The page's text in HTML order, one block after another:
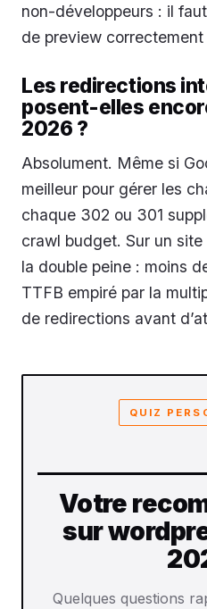
non-développeurs : il
de preview
Les redirections
posent-elles
2026 ?
Absolument. Même si
meilleur pour gérer les
chaque 302 ou 301
crawl budget. Sur un
la double peine : moins
TTFB empiré par la
de redirections avant
QUIZ
Votre
sur
Quelques questions